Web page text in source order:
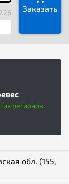
Заказать
регионов.
обл. (155,